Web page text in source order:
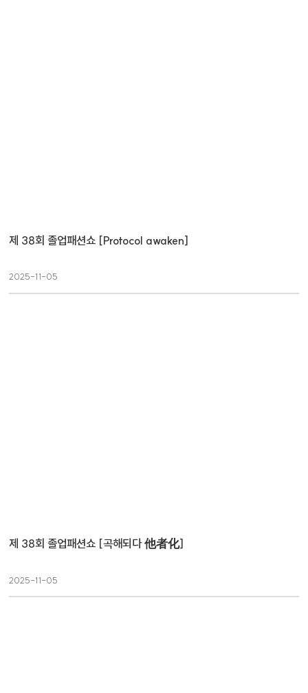
제 38회 졸업패션쇼 [Protocol awaken]
2025-11-05
제 38회 졸업패션쇼 [곡해되다 他者化]
2025-11-05